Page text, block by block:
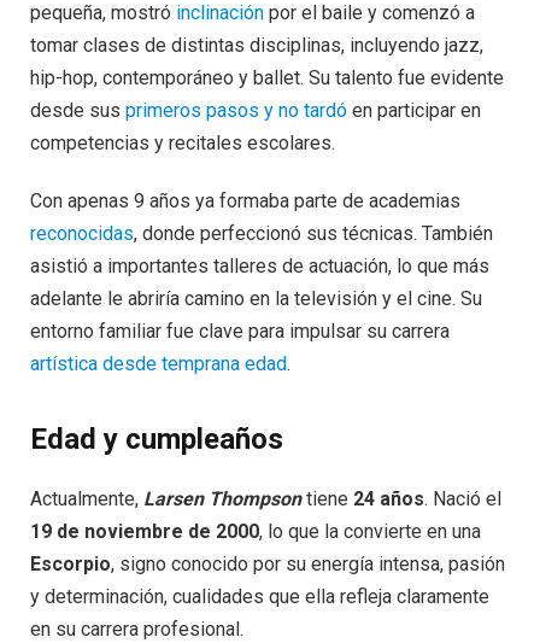
pequeña, mostró inclinación por el baile y comenzó a
tomar clases de distintas disciplinas, incluyendo jazz,
hip-hop, contemporáneo y ballet. Su talento fue evidente
desde sus primeros pasos y no tardó en participar en
competencias y recitales escolares.
Con apenas 9 años ya formaba parte de academias
reconocidas, donde perfeccionó sus técnicas. También
asistió a importantes talleres de actuación, lo que más
adelante le abriría camino en la televisión y el cine. Su
entorno familiar fue clave para impulsar su carrera
artística desde temprana edad.
Edad y cumpleaños
Actualmente, Larsen Thompsontiene 24 años. Nació el
19 de noviembre de 2000, lo que la convierte en una
Escorpio, signo conocido por su energía intensa, pasión
y determinación, cualidades que ella refleja claramente
en su carrera profesional.